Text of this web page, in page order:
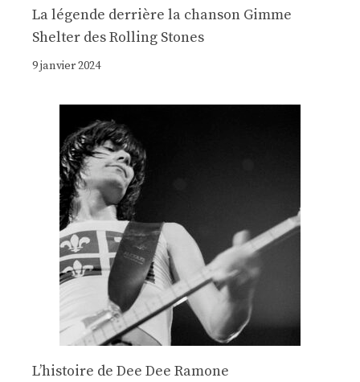
La légende derrière la chanson Gimme
Shelter des Rolling Stones
9 janvier 2024
Lʼhistoire de Dee Dee Ramone